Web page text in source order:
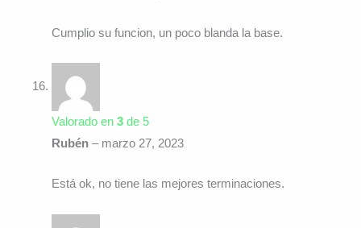
Cumplio su funcion, un poco blanda la base.
Valorado en 3de 5
Rubén – marzo 27, 2023
Está ok, no tiene las mejores terminaciones.